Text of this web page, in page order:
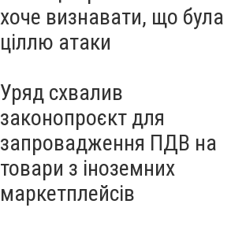
хоче визнавати, що була
ціллю атаки
Уряд схвалив
законопроєкт для
запровадження ПДВ на
товари з іноземних
маркетплейсів